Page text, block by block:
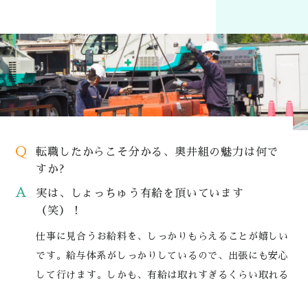
Q
転職したからこそ分かる、奥井組の魅力は何で
すか?
A
実は、しょっちゅう有給を頂いています
（笑）！
仕事に見合うお給料を、しっかりもらえることが嬉しい
です。給与体系がしっかりしているので、出張にも安心
して行けます。しかも、有給は取れすぎるくらい取れる